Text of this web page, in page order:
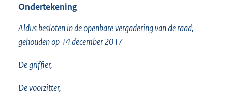
Ondertekening
Aldus besloten in de openbare vergadering van de raad,
gehouden op 14 december 2017
De griffier,
De voorzitter,